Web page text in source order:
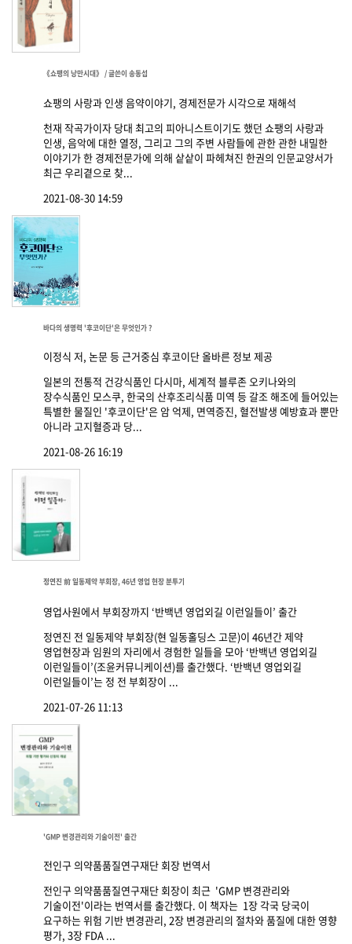
《쇼팽의 낭만시대》 / 글쓴이 송동섭
쇼팽의 사랑과 인생 음약이야기, 경제전문가 시각으로 재해석
천재 작곡가이자 당대 최고의 피아니스트이기도 했던 쇼팽의 사랑과
인생, 음악에 대한 열정, 그리고 그의 주변 사람들에 관한 관한 내밀한
이야기가 한 경제전문가에 의해 샅샅이 파헤쳐진 한권의 인문교양서가
최근 우리곁으로 찾...
2021-08-30 14:59
바다의 생명력 '후코이단'은 무엇인가 ?
이정식 저, 논문 등 근거중심 후코이단 올바른 정보 제공
일본의 전통적 건강식품인 다시마, 세계적 블루존 오키나와의
장수식품인 모스쿠, 한국의 산후조리식품 미역 등 갈조 해조에 들어있는
특별한 물질인 '후코이단'은 암 억제, 면역증진, 혈전발생 예방효과 뿐만
아니라 고지혈증과 당...
2021-08-26 16:19
정연진 前 일동제약 부회장, 46년 영업 현장 분투기
영업사원에서 부회장까지 ‘반백년 영업외길 이런일들이’ 출간
정연진 전 일동제약 부회장(현 일동홀딩스 고문)이 46년간 제약
영업현장과 임원의 자리에서 경험한 일들을 모아 ‘반백년 영업외길
이런일들이’(조윤커뮤니케이션)를 출간했다. ‘반백년 영업외길
이런일들이’는 정 전 부회장이 ...
2021-07-26 11:13
'GMP 변경관리와 기술이전' 출간
전인구 의약품품질연구재단 회장 번역서
전인구 의약품품질연구재단 회장이 최근 'GMP 변경관리와
기술이전'이라는 번역서를 출간했다. 이 책자는 1장 각국 당국이
요구하는 위험 기반 변경관리, 2장 변경관리의 절차와 품질에 대한 영향
평가, 3장 FDA ...